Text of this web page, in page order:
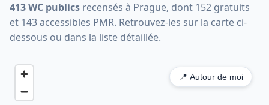
413 WC publics recensés à Prague, dont 152 gratuits
et 143 accessibles PMR. Retrouvez-les sur la carte ci-
dessous ou dans la liste détaillée.
📍 Autour de moi